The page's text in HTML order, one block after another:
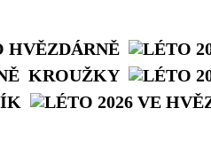
HVĚZDÁRNĚ
KROUŽKY